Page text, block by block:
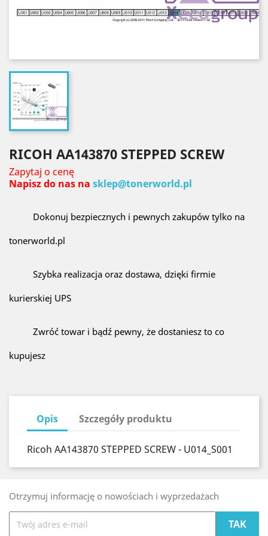
RICOH AA143870 STEPPED SCREW
Zapytaj o cenę
Napisz do nas na sklep@tonerworld.pl
Dokonuj bezpiecznych i pewnych zakupów tylko na
tonerworld.pl
Szybka realizacja oraz dostawa, dzięki firmie
kurierskiej UPS
Zwróć towar i bądź pewny, że dostaniesz to co
kupujesz
Opis Szczegóły produktu
Ricoh AA143870 STEPPED SCREW - U014_S001
Otrzymuj informację o nowościach i wyprzedażach